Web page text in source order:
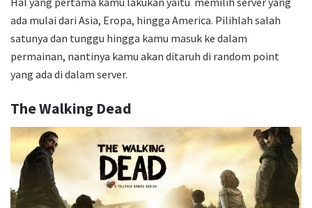
ada mulai dari Asia, Eropa, hingga America. Pilihlah salah
satunya dan tunggu hingga kamu masuk ke dalam
permainan, nantinya kamu akan ditaruh di random point
yang ada di dalam server.
The Walking Dead